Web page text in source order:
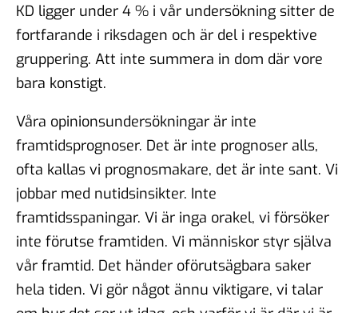
KD ligger under 4 % i vår undersökning sitter de
fortfarande i riksdagen och är del i respektive
gruppering. Att inte summera in dom där vore
bara konstigt.
Våra opinionsundersökningar är inte
framtidsprognoser. Det är inte prognoser alls,
ofta kallas vi prognosmakare, det är inte sant. Vi
jobbar med nutidsinsikter. Inte
framtidsspaningar. Vi är inga orakel, vi försöker
inte förutse framtiden. Vi människor styr själva
vår framtid. Det händer oförutsägbara saker
hela tiden. Vi gör något ännu viktigare, vi talar